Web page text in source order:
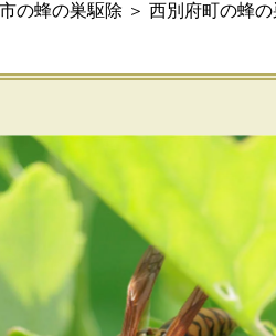
の蜂の巣駆除 ＞ 西別府町の蜂の